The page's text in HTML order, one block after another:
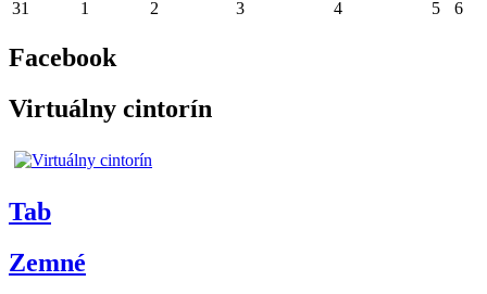
31 1 2 3 4 5 6
Facebook
Virtuálny cintorín
Tab
Zemné